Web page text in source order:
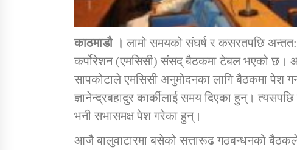
तातोपानी गाउँपालिका जुम्लाको बालविवाह सन्देश
काठमाडौ ।लामो समयको संघर्ष र कसरतपछि
कर्पोरेशन (एमसिसी) संसद् बैठकमा टेबल भएको छ।
सापकोटाले एमसिसी अनुमोदनका लागि बैठकमा पेश
ज्ञानेन्द्रबहादुर कार्कीलाई समय दिएका हुन्।
भनी सभासमक्ष पेश गरेका हुन्।
आजै बालुवाटारमा बसेको सत्तारूढ गठबन्धनको